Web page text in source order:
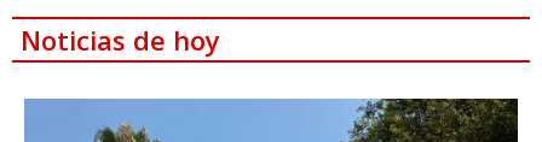
Noticias de hoy